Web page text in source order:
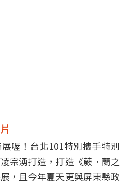
喔！台北101特別攜手特別
宗湧打造，打造《蕨．蘭之
，且今年夏天更與屏東縣政